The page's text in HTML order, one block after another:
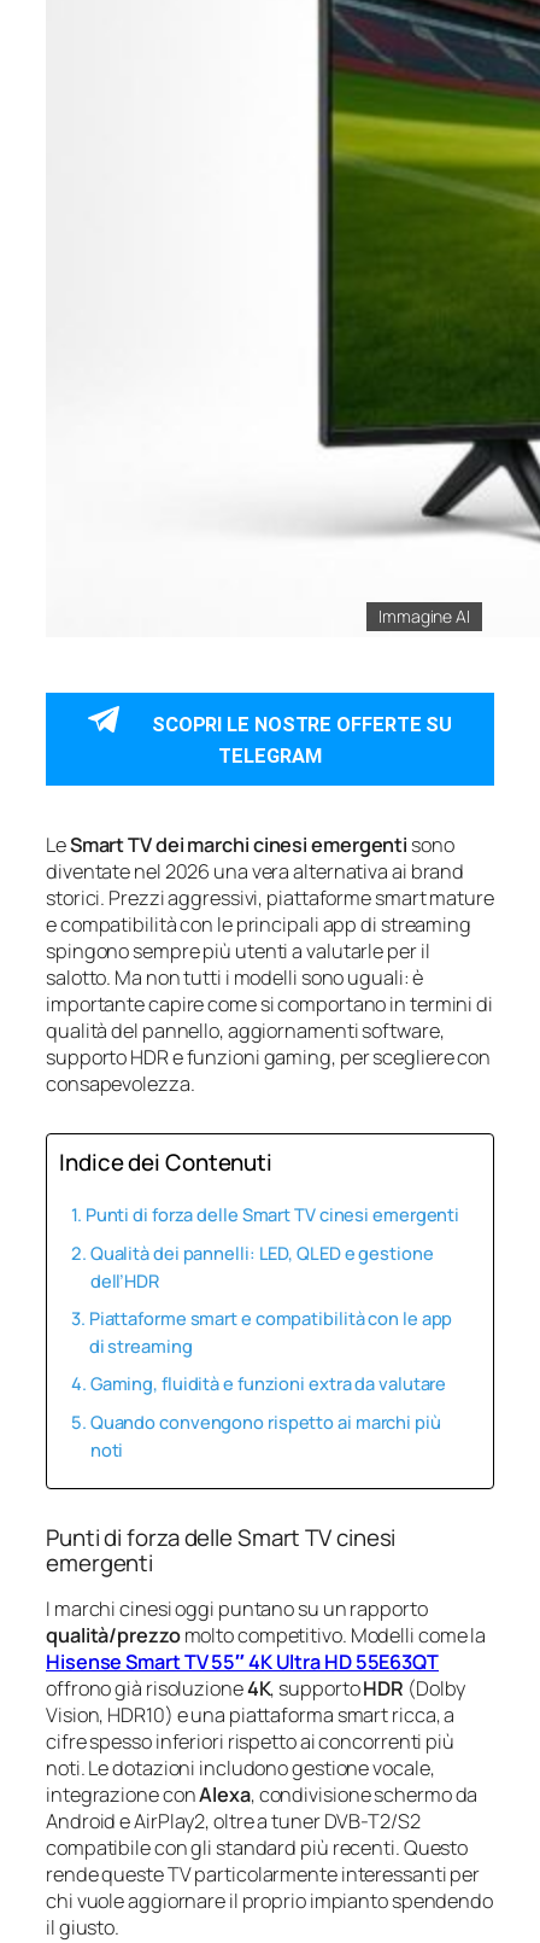
Immagine AI
SCOPRI LE NOSTRE OFFERTE SU
TELEGRAM
LeSmart TV dei marchi cinesi emergenti sono
diventate nel 2026 una vera alternativa ai brand
storici. Prezzi aggressivi, piattaforme smart mature
e compatibilità con le principali app di streaming
spingono sempre più utenti a valutarle per il
salotto. Ma non tutti i modelli sono uguali: è
importante capire come si comportano in termini di
qualità del pannello, aggiornamenti software,
supporto HDR e funzioni gaming, per scegliere con
consapevolezza.
Indice dei Contenuti
Punti di forza delle Smart TV cinesi emergenti
Qualità dei pannelli: LED, QLED e gestione
dell’HDR
Piattaforme smart e compatibilità con le app
di streaming
Gaming, fluidità e funzioni extra da valutare
Quando convengono rispetto ai marchi più
noti
Punti di forza delle Smart TV cinesi
emergenti
I marchi cinesi oggi puntano su un rapporto
qualità/prezzomolto competitivo. Modelli come la
Hisense Smart TV 55″ 4K Ultra HD 55E63QT
offrono già risoluzione4K, supportoHDR (Dolby
Vision, HDR10) e una piattaforma smart ricca, a
cifre spesso inferiori rispetto ai concorrenti più
noti. Le dotazioni includono gestione vocale,
integrazione conAlexa, condivisione schermo da
Android e AirPlay2, oltre a tuner DVB-T2/S2
compatibile con gli standard più recenti. Questo
rende queste TV particolarmente interessanti per
chi vuole aggiornare il proprio impianto spendendo
il giusto.